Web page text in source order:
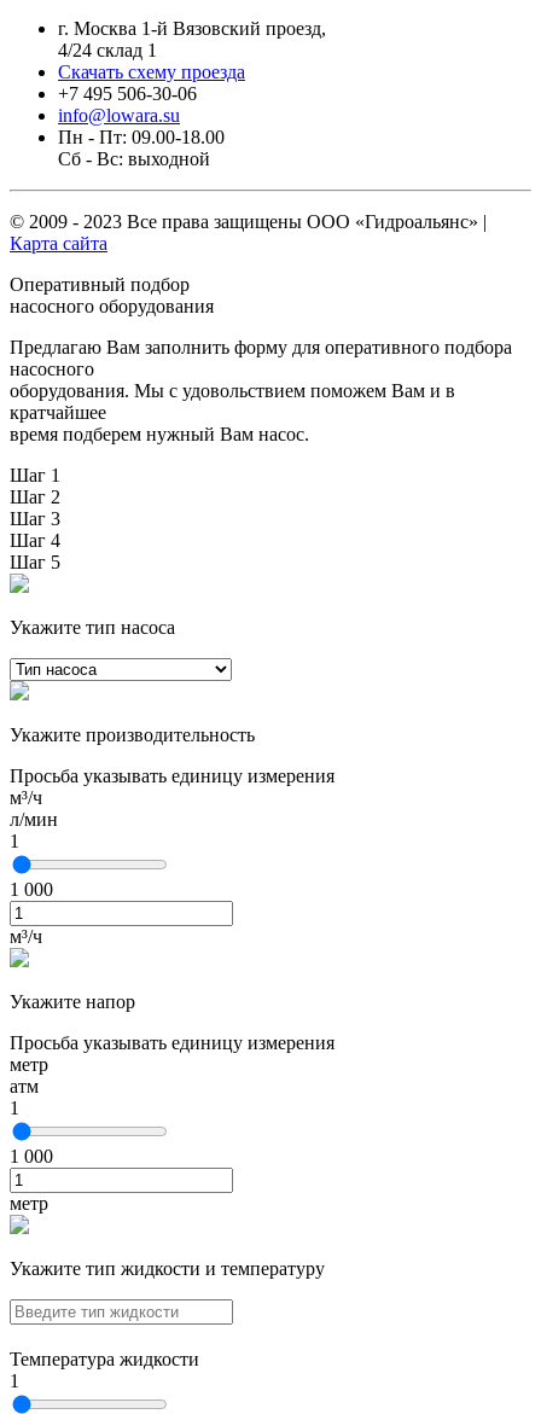
г. Москва 1-й Вязовский проезд,
4/24 склад 1
Скачать схему проезда
+7 495 506-30-06
info@lowara.su
Пн - Пт: 09.00-18.00
Сб - Вс: выходной
© 2009 - 2023 Все права защищены ООО «Гидроальянс» |
Карта сайта
Оперативный подбор
насосного оборудования
Предлагаю Вам заполнить форму для оперативного подбора
насосного
оборудования. Мы с удовольствием поможем Вам и в
кратчайшее
время подберем нужный Вам насос.
Шаг 1
Шаг 2
Шаг 3
Шаг 4
Шаг 5
Укажите тип насоса
Укажите производительность
Просьба указывать единицу измерения
м³/ч
л/мин
1
1 000
м³/ч
Укажите напор
Просьба указывать единицу измерения
метр
атм
1
1 000
метр
Укажите тип жидкости и температуру
Температура жидкости
1